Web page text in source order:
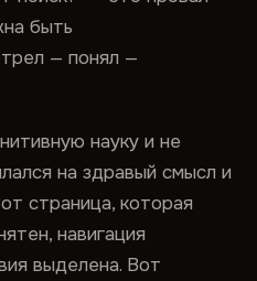
быть
— понял —
науку и не
на здравый смысл и
страница, которая
навигация
выделена. Вот